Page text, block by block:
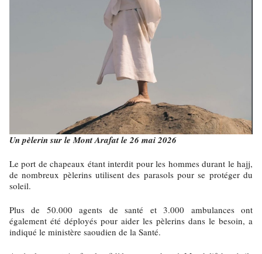
Un pèlerin sur le Mont Arafat le 26 mai 2026
Le port de chapeaux étant interdit pour les hommes durant le hajj,
de nombreux pèlerins utilisent des parasols pour se protéger du
soleil.
Plus de 50.000 agents de santé et 3.000 ambulances ont
également été déployés pour aider les pèlerins dans le besoin, a
indiqué le ministère saoudien de la Santé.